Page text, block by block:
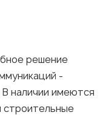
решение
-
наличии имеются